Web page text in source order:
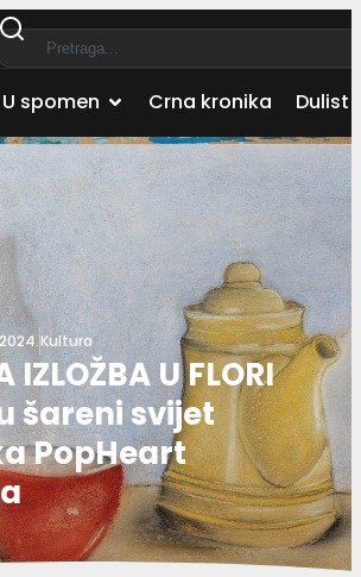
U spomen Crna kronika Dulist
Kultura
IZLOŽBA U FLORI
šareni svijet
PopHeart